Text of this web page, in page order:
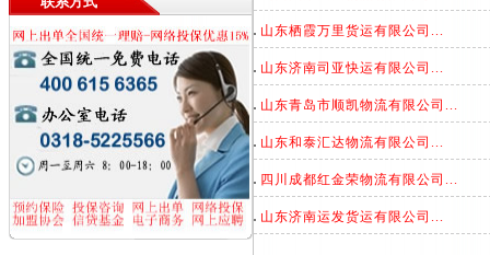
山东栖霞万里货运有限公司...
山东济南司亚快运有限公司...
山东青岛市顺凯物流有限公司...
山东和泰汇达物流有限公司...
四川成都红金荣物流有限公司...
山东济南运发货运有限公司...